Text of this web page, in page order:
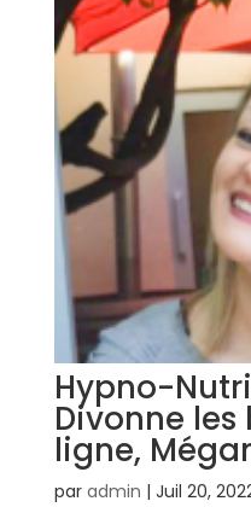
Hypno-
Divonne les
ligne,
par admin | Juil 20,